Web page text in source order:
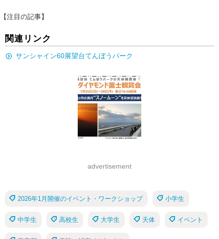
【注目の記事】
関連リンク
サンシャイン60展望台てんぼうパーク
advertisement
2026年1月開催のイベント・ワークショップ 小学生
中学生 高校生 大学生 天体 イベント